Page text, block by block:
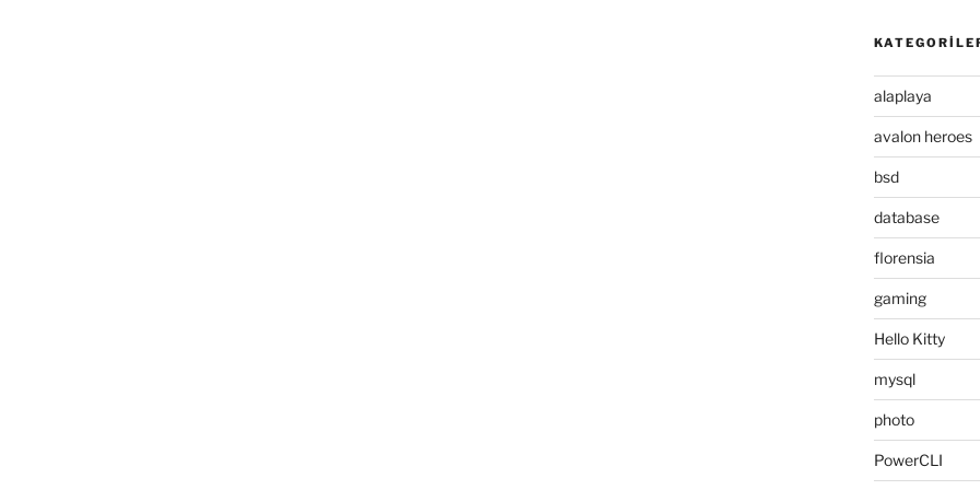
alaplaya
avalon heroes
bsd
database
florensia
gaming
Hello Kitty
mysql
photo
PowerCLI